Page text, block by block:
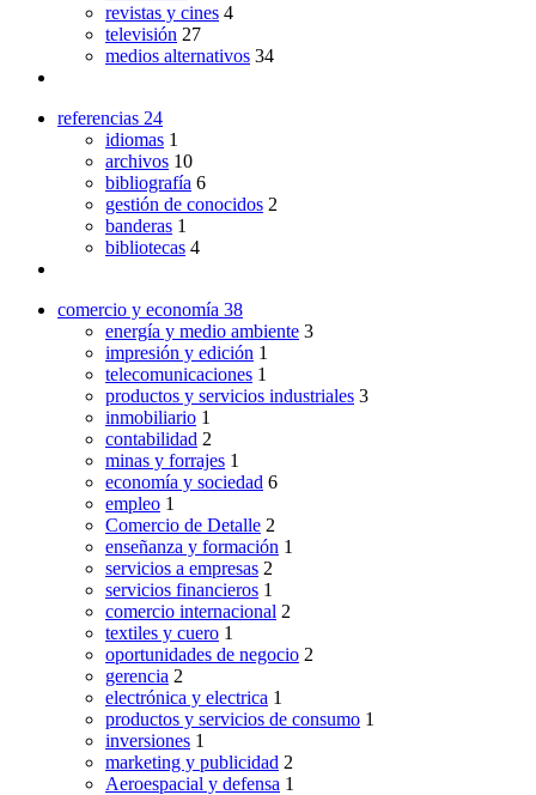
revistas y cines 4
televisión 27
medios alternativos 34
referencias 24
idiomas 1
archivos 10
bibliografía 6
gestión de conocidos 2
banderas 1
bibliotecas 4
comercio y economía 38
energía y medio ambiente 3
impresión y edición 1
telecomunicaciones 1
productos y servicios industriales 3
inmobiliario 1
contabilidad 2
minas y forrajes 1
economía y sociedad 6
empleo 1
Comercio de Detalle 2
enseñanza y formación 1
servicios a empresas 2
servicios financieros 1
comercio internacional 2
textiles y cuero 1
oportunidades de negocio 2
gerencia 2
electrónica y electrica 1
productos y servicios de consumo 1
inversiones 1
marketing y publicidad 2
Aeroespacial y defensa 1